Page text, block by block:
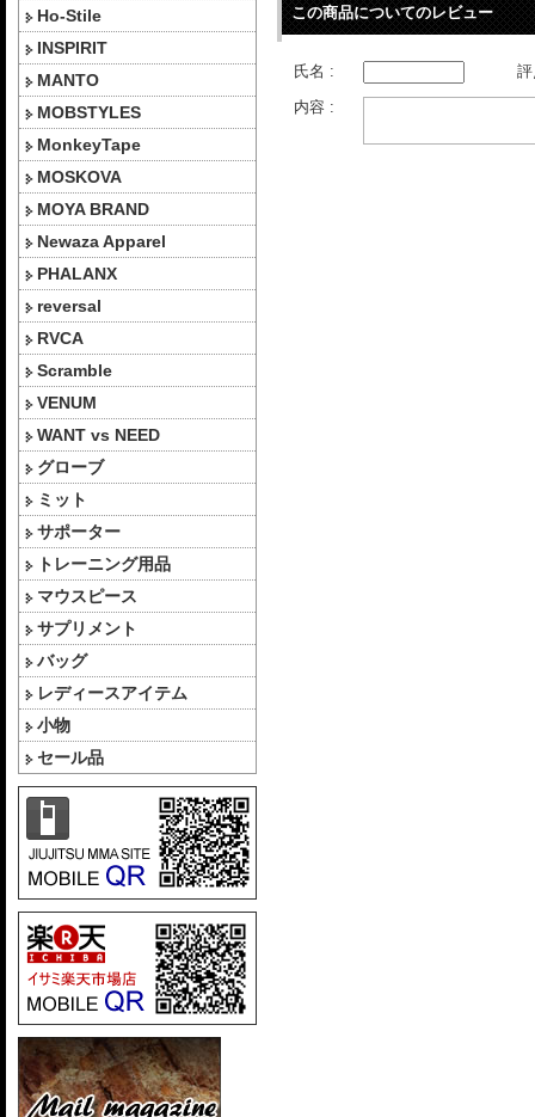
Ho-Stile
INSPIRIT
MANTO
MOBSTYLES
MonkeyTape
MOSKOVA
MOYA BRAND
Newaza Apparel
PHALANX
reversal
RVCA
Scramble
VENUM
WANT vs NEED
グローブ
ミット
サポーター
トレーニング用品
マウスピース
サプリメント
バッグ
レディースアイテム
小物
セール品
この商品についてのレビュー
氏名 :
内容 :